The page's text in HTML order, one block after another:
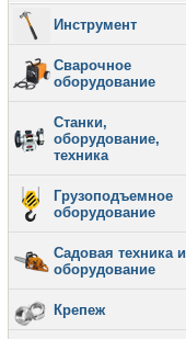
Инструмент
Сварочное
оборудование
Станки,
оборудование,
техника
Грузоподъемное
оборудование
Садовая техника и
оборудование
Крепеж